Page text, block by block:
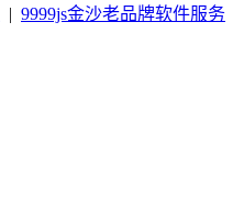
9999js金沙老品牌软件服务